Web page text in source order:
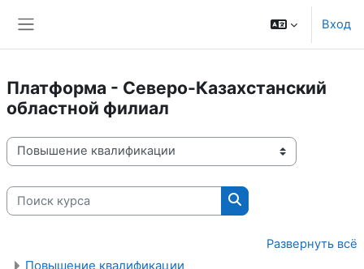
Вход
Платформа - Северо-Казахстанский
областной филиал
Категории курсов
Поиск курса
Поиск курса
Развернуть всё
Повышение квалификации